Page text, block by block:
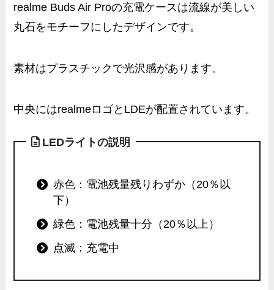
realme Buds Air Proの充電ケースは流線が美しい
丸石をモチーフにしたデザインです。
素材はプラスチックで光沢感があります。
中央にはrealmeロゴとLDEが配置されています。
LEDライトの説明
赤色：電池残量残りわずか（20％以
下）
緑色：電池残量十分（20％以上）
点滅：充電中